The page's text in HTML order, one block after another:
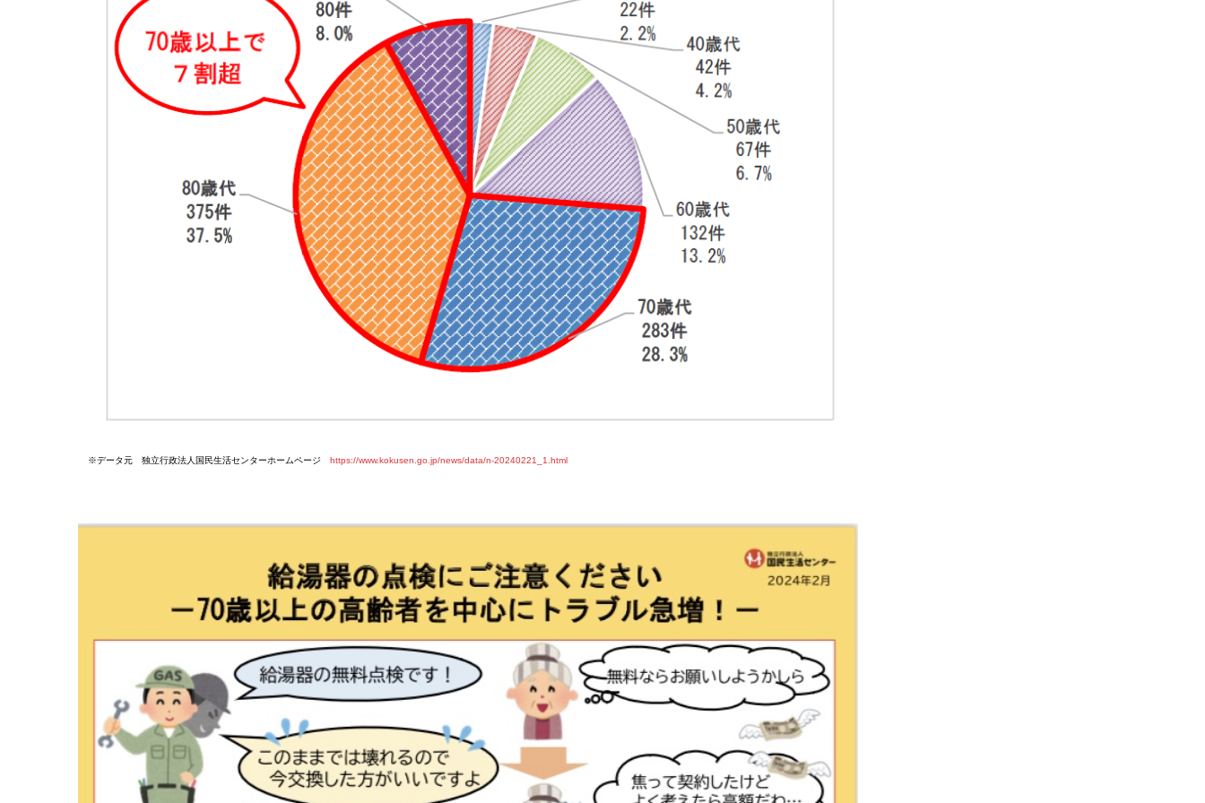
※データ元 独立行政法人国民生活センターホームページ https://www.kokusen.go.jp/news/data/n-20240221_1.html